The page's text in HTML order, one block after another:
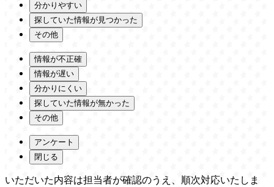
分かりやすい
探していた情報が見つかった
その他
情報が不正確
情報が遅い
分かりにくい
探していた情報が無かった
その他
アンケート
閉じる
いただいた内容は担当者が確認のうえ、順次対応いたしま